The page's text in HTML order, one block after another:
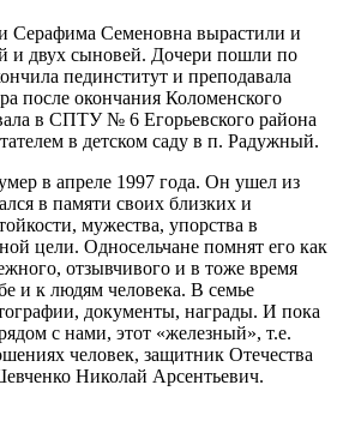
Серафима Семеновна вырастили и
и двух сыновей. Дочери пошли по
пединститут и преподавала
после окончания Коломенского
в СПТУ № 6 Егорьевского района
в детском саду в п. Радужный.
в апреле 1997 года. Он ушел из
в памяти своих близких и
мужества, упорства в
цели. Односельчане помнят его как
отзывчивого и в тоже время
и к людям человека. В семье
документы, награды. И пока
с нами, этот «железный», т.е.
человек, защитник Отечества
Николай Арсентьевич.